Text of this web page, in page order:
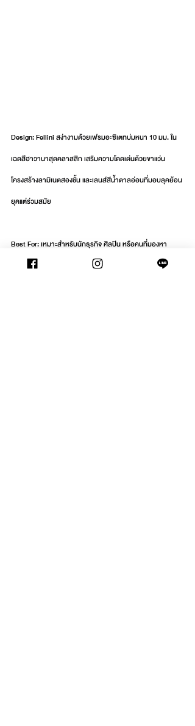
Design: Fellini สง่างามด้วยเฟรมอะซิเตทบ่มหนา 10 มม. ใน
เฉดสีฮาวานาสุดคลาสสิก เสริมความโดดเด่นด้วยขาแว่น
โครงสร้างลามิเนตสองชั้น และเลนส์สีน้ำตาลอ่อนที่มอบลุคย้อน
ยุคแต่ร่วมสมัย
Best For: เหมาะสำหรับนักธุรกิจ ศิลปิน หรือคนที่มองหา
แว่นตาที่ใส่ได้ทุกวัน (Everyday Look) แต่ยังคงต้องการความ